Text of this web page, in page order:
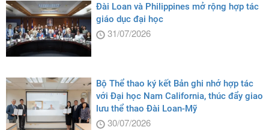
Đài Loan và Philippines mở rộng hợp tác
giáo dục đại học
31/07/2026
Bộ Thể thao ký kết Bản ghi nhớ hợp tác
với Đại học Nam California, thúc đẩy giao
lưu thể thao Đài Loan-Mỹ
30/07/2026